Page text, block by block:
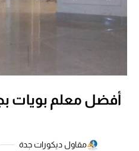
أفضل معلم بويات
مقاول ديكورات جدة